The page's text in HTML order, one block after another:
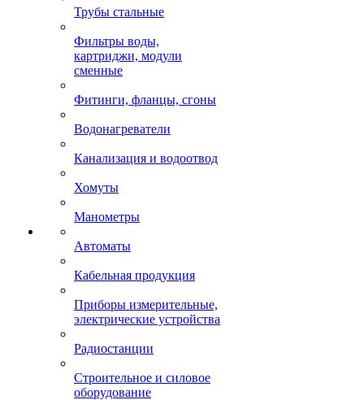
Трубы стальные
Фильтры воды,
картриджи, модули
сменные
Фитинги, фланцы, сгоны
Водонагреватели
Канализация и водоотвод
Хомуты
Манометры
Автоматы
Кабельная продукция
Приборы измерительные,
электрические устройства
Радиостанции
Строительное и силовое
оборудование